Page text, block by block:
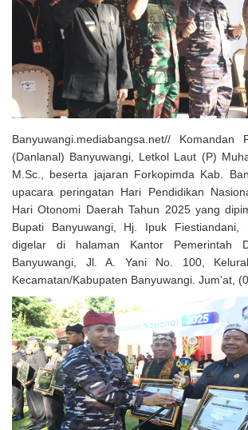
Uji Coba Program NADI JKN
Banyuwangi.mediabangsa.net// Komandan
(Danlanal) Banyuwangi, Letkol Laut (P)
M.Sc., beserta jajaran Forkopimda Kab.
upacara peringatan Hari Pendidikan
Hari Otonomi Daerah Tahun 2025 yang
Bupati Banyuwangi, Hj. Ipuk Fiestiandani,
digelar di halaman Kantor Pemerintah
Banyuwangi, Jl. A. Yani No. 100,
Kecamatan/Kabupaten Banyuwangi. Jum'at,